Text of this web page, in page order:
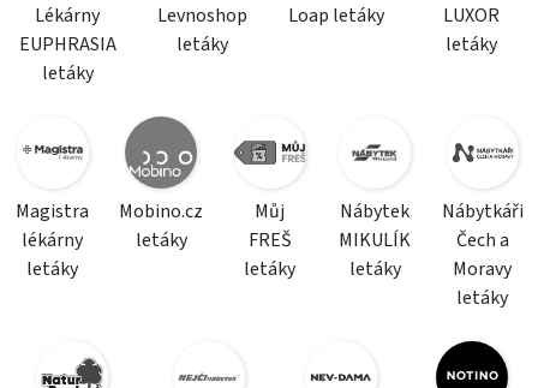
Lékárny
EUPHRASIA
letáky
Levnoshop
letáky
Loap letáky
LUXOR
letáky
Magistra
lékárny
letáky
Mobino.cz
letáky
Můj
FREŠ
letáky
Nábytek
MIKULÍK
letáky
Nábytkáři
Čech a
Moravy
letáky